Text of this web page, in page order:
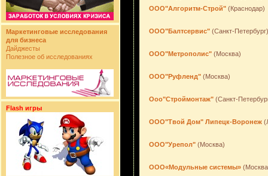
Маркетинговые исследования
для бизнеса
Дайджесты
Полезное об исследованиях
Flash игры
ООО"Алгоритм-Строй" (Краснодар)
ООО"Балтсервис" (Санкт-Петербург)
ООО"Метрополис" (Москва)
ООО"Руфленд" (Москва)
Ооо"Строймонтаж" (Санкт-
ООО"Твой Дом" Липецк-Воронеж
ООО"Урепол" (Москва)
ООО«Модульные системы»